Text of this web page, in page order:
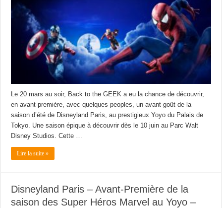
Le 20 mars au soir, Back to the GEEK a eu la chance de découvrir,
en avant-première, avec quelques peoples, un avant-goût de la
saison d’été de Disneyland Paris, au prestigieux Yoyo du Palais de
Tokyo. Une saison épique à découvrir dès le 10 juin au Parc Walt
Disney Studios. Cette …
Lire la suite »
Disneyland Paris – Avant-Première de la
saison des Super Héros Marvel au Yoyo –